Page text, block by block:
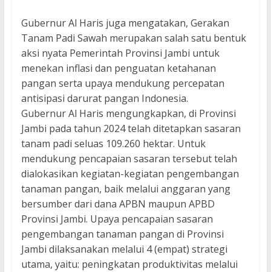
Gubernur Al Haris juga mengatakan, Gerakan
Tanam Padi Sawah merupakan salah satu bentuk
aksi nyata Pemerintah Provinsi Jambi untuk
menekan inflasi dan penguatan ketahanan
pangan serta upaya mendukung percepatan
antisipasi darurat pangan Indonesia.
Gubernur Al Haris mengungkapkan, di Provinsi
Jambi pada tahun 2024 telah ditetapkan sasaran
tanam padi seluas 109.260 hektar. Untuk
mendukung pencapaian sasaran tersebut telah
dialokasikan kegiatan-kegiatan pengembangan
tanaman pangan, baik melalui anggaran yang
bersumber dari dana APBN maupun APBD
Provinsi Jambi. Upaya pencapaian sasaran
pengembangan tanaman pangan di Provinsi
Jambi dilaksanakan melalui 4 (empat) strategi
utama, yaitu: peningkatan produktivitas melalui